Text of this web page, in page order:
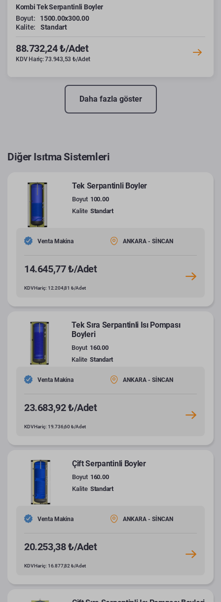
Kombi Tek Serpantinli Boyler
Boyut:
1500.00x300.00
Kalite:
Standart
88.732,24 ₺/Adet
KDV Hariç: 73.943,53 ₺/Adet
Daha fazla göster
Diğer Isıtma Sistemleri
Tek Serpantinli Boyler
Boyut 100.00
Kalite Standart
Venta Makina ANKARA - SİNCAN
14.645,77 ₺/Adet
KDV Hariç: 12.204,81 ₺/Adet
Tek Sıra Serpantinli Isı Pompası
Boyleri
Boyut 160.00
Kalite Standart
Venta Makina ANKARA - SİNCAN
23.683,92 ₺/Adet
KDV Hariç: 19.736,60 ₺/Adet
Çift Serpantinli Boyler
Boyut 160.00
Kalite Standart
Venta Makina ANKARA - SİNCAN
20.253,38 ₺/Adet
KDV Hariç: 16.877,82 ₺/Adet